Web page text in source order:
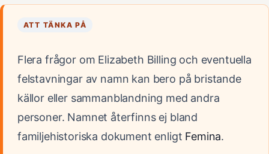
ATT TÄNKA PÅ
Flera frågor om Elizabeth Billing och eventuella
felstavningar av namn kan bero på bristande
källor eller sammanblandning med andra
personer. Namnet återfinns ej bland
familjehistoriska dokument enligt Femina.